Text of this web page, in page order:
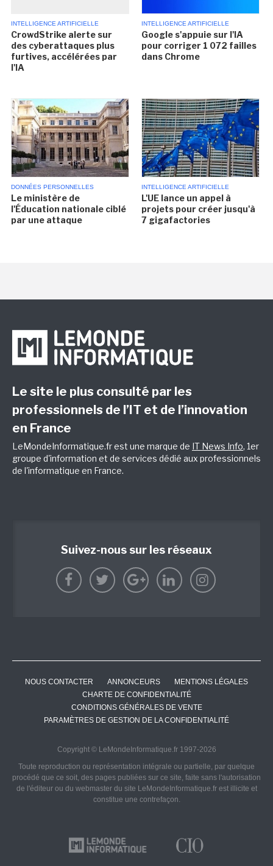
INTELLIGENCE ARTIFICIELLE
CrowdStrike alerte sur
des cyberattaques plus
furtives, accélérées par
l'IA
INTELLIGENCE ARTIFICIELLE
Google s'appuie sur l'IA
pour corriger 1 072 failles
dans Chrome
DONNÉES PERSONNELLES
Le ministère de
l'Éducation nationale ciblé
par une attaque
INTELLIGENCE ARTIFICIELLE
L'UE lance un appel à
projets pour créer jusqu'à
7 gigafactories
Le site le plus consulté par les
professionnels de l’IT et de l’innovation
en France
LeMondeInformatique.fr est une marque de IT News Info, 1er
groupe d'information et de services dédié aux professionnels
de l'informatique en France.
Suivez-nous sur les réseaux
NOUS CONTACTER ANNONCEURS
MENTIONS LÉGALES
CHARTE DE CONFIDENTIALITÉ
CONDITIONS GÉNÉRALES DE VENTE
PARAMÈTRES DE GESTION DE LA CONFIDENTIALITÉ
Copyright © LeMondeInformatique.fr 1997-2026
Toute reproduction ou représentation intégrale ou partielle, par quelque
procédé que ce soit, des pages publiées sur ce site, faite sans l'autorisation
de l'éditeur ou du webmaster du site LeMondeInformatique.fr est illicite et
constitue une contrefaçon.